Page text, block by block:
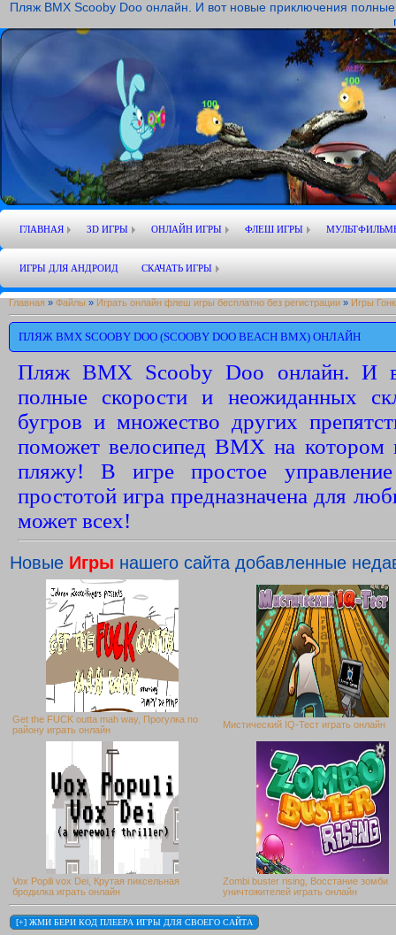
Пляж BMX Scooby Doo онлайн. И вот новые приключения
ГЛАВНАЯ 3D ИГРЫ ОНЛАЙН ИГРЫ ФЛЕШ ИГРЫ
ИГРЫ ДЛЯ АНДРОИД СКАЧАТЬ ИГРЫ
Главная » Файлы » Играть онлайн флеш игры бесплатно без регистрации » Игры
ПЛЯЖ BMX SCOOBY DOO (SCOOBY DOO BEACH BMX) ОНЛАЙН
Пляж BMX Scooby Doo онлайн. И
полные скорости и неожиданных
бугров и множество других
поможет велосипед BMX на котором
пляжу! В игре простое
простотой игра предназначена для
может всех!
Новые Игры нашего сайта добавленные
Get the FUCK outta mah way, Прогулка по
району играть онлайн
Мистический IQ-Тест играть онлайн
Vox Popili vox Dei, Крутая пиксельная
бродилка играть онлайн
Zombi buster rising, Восстание зомби
уничтожителей играть онлайн